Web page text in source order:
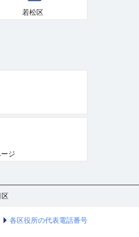
若松区
ジ
区
各区役所の代表電話番号